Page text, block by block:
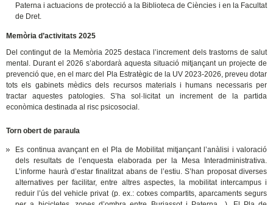
Paterna i actuacions de protecció a la Biblioteca de Ciències i en la Facultat
de Dret.
Memòria d’activitats 2025
Del contingut de la Memòria 2025 destaca l’increment dels trastorns de salut
mental. Durant el 2026 s’abordarà aquesta situació mitjançant un projecte de
prevenció que, en el marc del Pla Estratègic de la UV 2023-2026, preveu dotar
tots els gabinets mèdics dels recursos materials i humans necessaris per
tractar aquestes patologies. S’ha sol·licitat un increment de la partida
econòmica destinada al risc psicosocial.
Torn obert de paraula
Es continua avançant en el Pla de Mobilitat mitjançant l’anàlisi i valoració
dels resultats de l’enquesta elaborada per la Mesa Interadministrativa.
L’informe haurà d’estar finalitzat abans de l’estiu. S’han proposat diverses
alternatives per facilitar, entre altres aspectes, la mobilitat intercampus i
reduir l’ús del vehicle privat (p. ex.: cotxes compartits, aparcaments segurs